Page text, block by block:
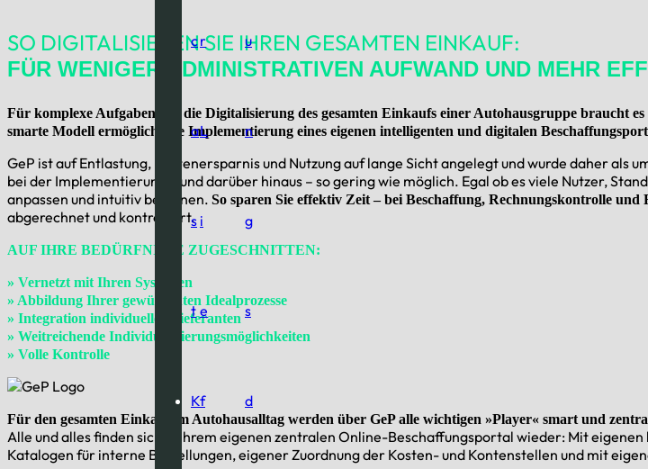
c
a
s
t
K
r
L
i
e
f
u
n
g
s
d
SO DIGITALISIEREN SIE IHREN GESAMTEN EINKAUF:
FÜR WENIGER ADMINISTRATIVEN AUFWAND UND MEHR
Für komplexe Aufgaben wie die Digitalisierung des gesamten Einkaufs einer Autohausgruppe braucht es
smarte Modell ermöglicht die Implementierung eines eigenen intelligenten und digitalen
GeP ist auf Entlastung, Kostenersparnis und Nutzung auf lange Sicht angelegt und wurde daher
bei der Implementierung – und darüber hinaus – so gering wie möglich. Egal ob es viele Nutzer,
anpassen und intuitiv bedienen. So sparen Sie effektiv Zeit – bei Beschaffung, Rechnungskontrolle und
abgerechnet und kontrolliert.
AUF IHRE BEDÜRFNISSE ZUGESCHNITTEN:
» Vernetzt mit Ihren Systemen
» Abbildung Ihrer gewünschten Idealprozesse
» Integration individueller Lieferanten
» Weitreichende Individualisierungsmöglichkeiten
» Volle Kontrolle
Für den gesamten Einkauf im Autohausalltag werden über GeP alle wichtigen »Player« smart und
Alle und alles finden sich in Ihrem eigenen zentralen Online-Beschaffungsportal wieder: Mit
Katalogen für interne Bestellungen, eigener Zuordnung der Kosten- und Kontenstellen und mit